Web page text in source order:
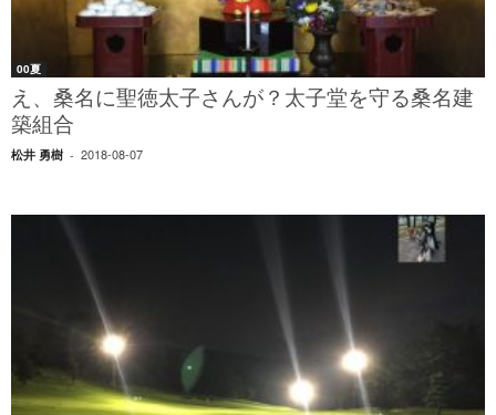
00夏
え、桑名に聖徳太子さんが？太子堂を守る桑名建
築組合
松井 勇樹 - 2018-08-07